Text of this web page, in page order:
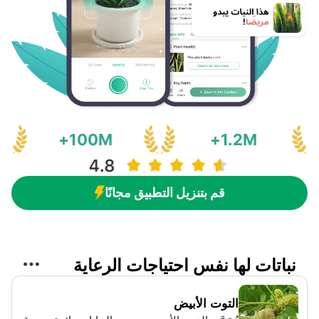
خلال مراقبة هذه النباتات الصغيرة والعناية
بها عن كثب، يمكن للبستانيين الاستمتاع
بعرض رائع من lindheimera texana في
منظرهم الطبيعي.
1.2M+
100M+
قم بتنزيل التطبيق مجانًا
نباتات لها نفس احتياجات الرعاية
التوت الأبيض